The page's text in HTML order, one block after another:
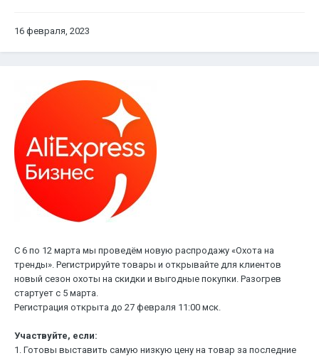
16 февраля, 2023
С 6 по 12 марта мы проведём новую распродажу «Охота на
тренды». Регистрируйте товары и открывайте для клиентов
новый сезон охоты на скидки и выгодные покупки. Разогрев
стартует с 5 марта.
Регистрация открыта до 27 февраля 11:00 мск.
Участвуйте, если:
1. Готовы выставить самую низкую цену на товар за последние